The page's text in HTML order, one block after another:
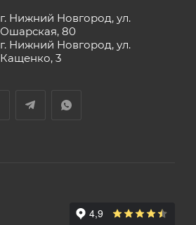
г. Нижний Новгород, ул.
Ошарская, 80
г. Нижний Новгород, ул.
Кащенко, 3